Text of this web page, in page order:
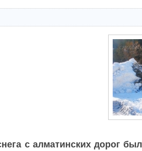
с алматинских дорог